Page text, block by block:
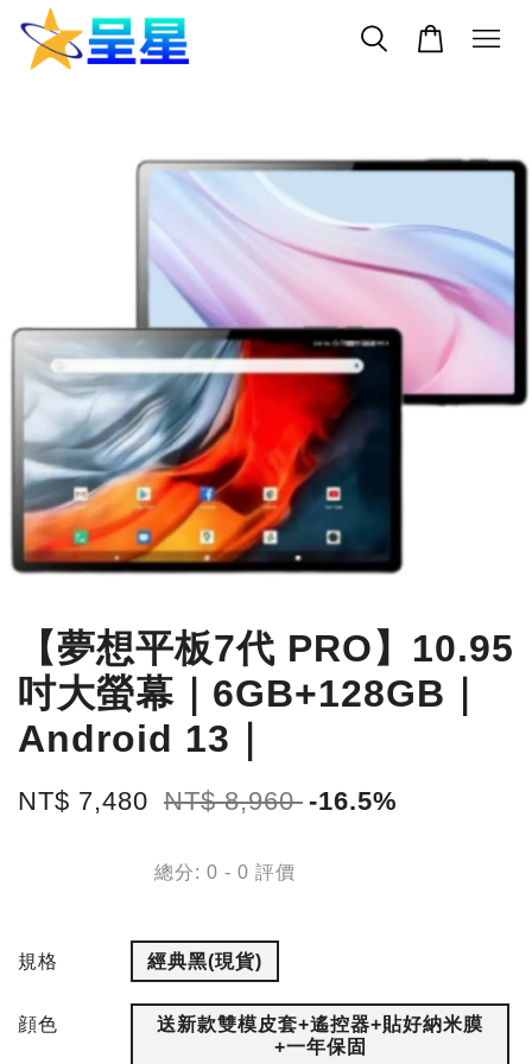
【夢想平板7代 PRO】10.95
吋大螢幕｜6GB+128GB｜
Android 13｜
NT$ 7,480 NT$ 8,960 -16.5%
總分: 0 - 0 評價
規格 經典黑(現貨)
顔色
送新款雙模皮套+遙控器+貼好納米膜
+一年保固